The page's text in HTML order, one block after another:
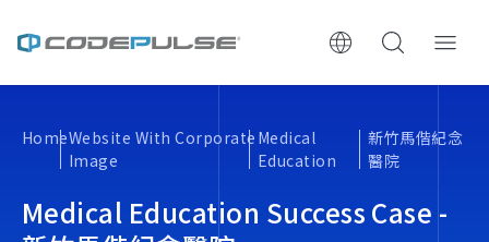
About Us
Services & Pricing
HomeWebsite With Corporate
Image
Medical
Education
新竹馬偕紀念
醫院
Medical Education Success Case -